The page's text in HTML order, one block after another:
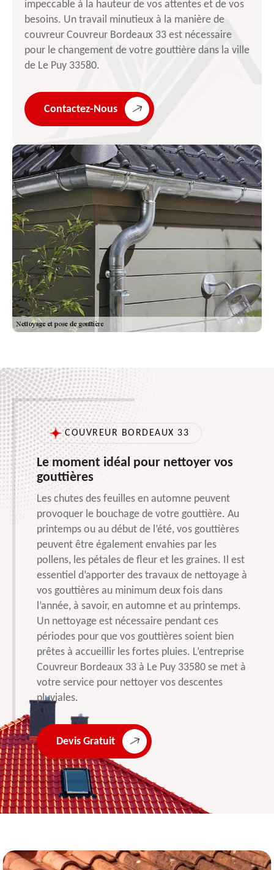
impeccable à la hauteur de vos attentes et de vos
besoins. Un travail minutieux à la manière de
couvreur Couvreur Bordeaux 33 est nécessaire
pour le changement de votre gouttière dans la ville
de Le Puy 33580.
Contactez-Nous
COUVREUR BORDEAUX 33
Le moment idéal pour nettoyer vos
gouttières
Les chutes des feuilles en automne peuvent
provoquer le bouchage de votre gouttière. Au
printemps ou au début de l’été, vos gouttières
peuvent être également envahies par les
pollens, les pétales de fleur et les graines. Il est
essentiel d’apporter des travaux de nettoyage à
vos gouttières au minimum deux fois dans
l’année, à savoir, en automne et au printemps.
Un nettoyage est nécessaire pendant ces
périodes pour que vos gouttières soient bien
prêtes à accueillir les fortes pluies. L’entreprise
Couvreur Bordeaux 33 à Le Puy 33580 se met à
votre service pour nettoyer vos descentes
pluviales.
Devis Gratuit